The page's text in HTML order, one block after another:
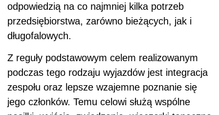
odpowiedzią na co najmniej kilka potrzeb
przedsiębiorstwa, zarówno bieżących, jak i
długofalowych.
Z reguły podstawowym celem realizowanym
podczas tego rodzaju wyjazdów jest integracja
zespołu oraz lepsze wzajemne poznanie się
jego członków. Temu celowi służą wspólne